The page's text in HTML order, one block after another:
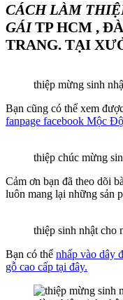
CÁCH LÀM
GÁITP HCM ,
TRANG. TẠI
thiệp mừng sinh
Bạn cũng có thể xem
fanpage facebook Mộc
thiệp chúc mừng
Cảm ơn bạn đã theo dõi
luôn mang lại những sản
thiệp sinh nhật cho
Bạn có thể nhấp vào dây
gỗ cao cấp tại đây.